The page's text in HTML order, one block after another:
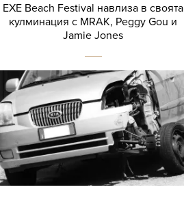
EXE Beach Festival навлиза в своята
кулминация с MRAK, Peggy Gou и
Jamie Jones